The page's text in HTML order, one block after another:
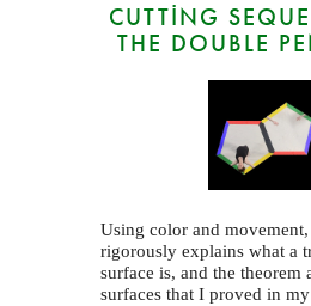
CUTTING
THE DOUBLE
Using color and
rigorously explains what a
surface is, and the theorem
surfaces that I proved in my